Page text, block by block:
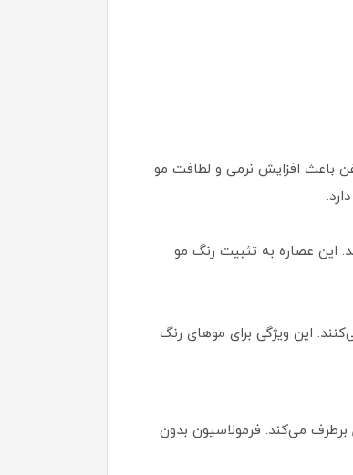
باعث افزایش نرمی و لطافت مو
این عصاره به تثبیت رنگ مو
این ویژگی برای موهای رنگ
برطرف می‌کند. فرمولاسیون بدون